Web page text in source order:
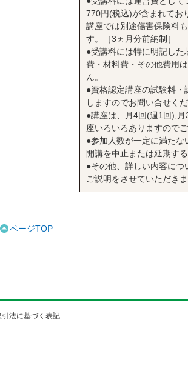
770円(税込)が含まれてお
講座では別途傷害保険料
す。［3ヵ月分前納制］
●受講料には特に明記した
費・材料費・その他費用
ん。
●資格認定講座の試験料・
しますのでお問い合せくだ
●講座は、月4回(週1回),
座いろいろありますのでご
●参加人数が一定に満たな
開講を中止または延期す
●その他、詳しい内容につ
ご説明をさせていただきま
ページTOP
引法に基づく表記